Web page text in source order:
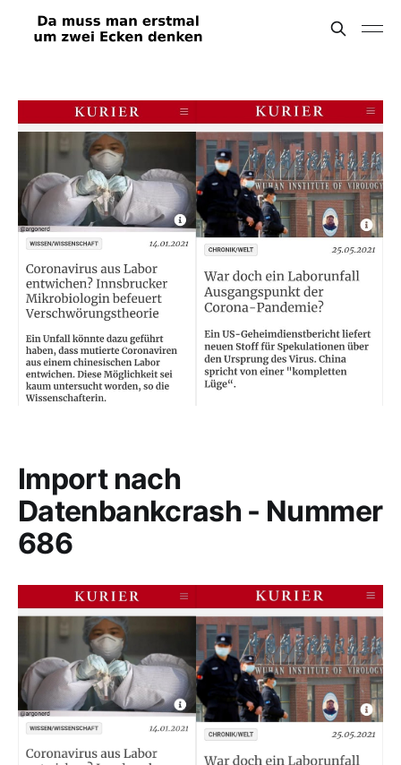
Import nach
Datenbankcrash - Nummer
686